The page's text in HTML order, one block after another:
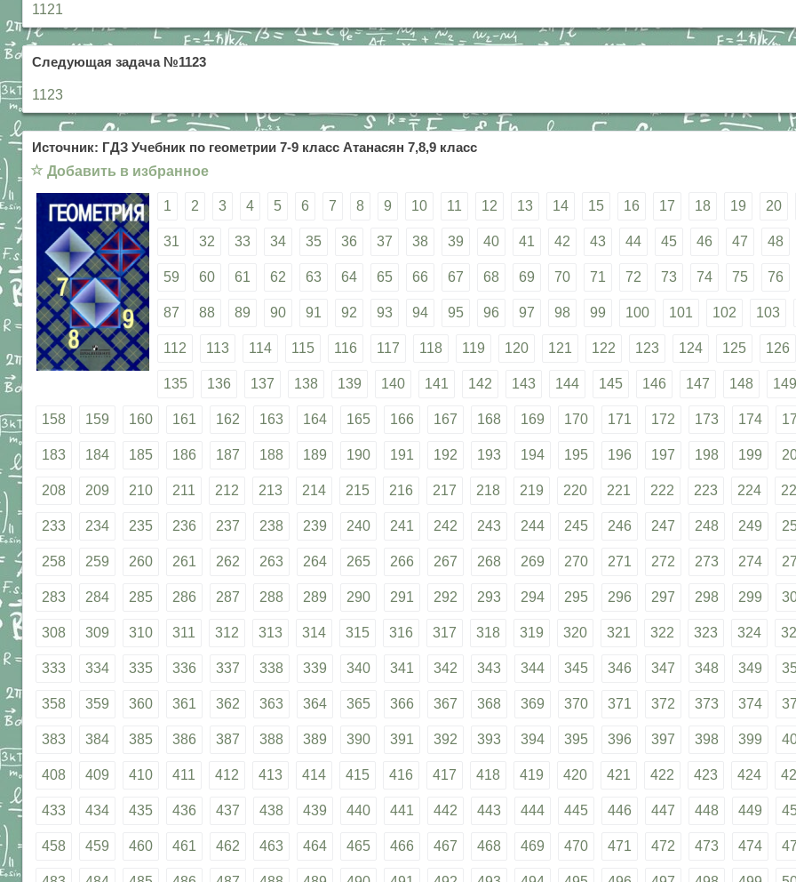
1121
Следующая задача №1123
1123
Источник: ГДЗ Учебник по геометрии 7-9 класс Атанасян 7,8,9 класс
☆ Добавить в избранное
1 2 3 4 5 6 7 8 9 10 11 12 13 14 15 16 17 18 19 20
31 32 33 34 35 36 37 38 39 40 41 42 43 44 45 46 47 48
59 60 61 62 63 64 65 66 67 68 69 70 71 72 73 74 75 76
87 88 89 90 91 92 93 94 95 96 97 98 99 100 101 102 103
112 113 114 115 116 117 118 119 120 121 122 123 124 125 126
135 136 137 138 139 140 141 142 143 144 145 146 147 148 149
158 159 160 161 162 163 164 165 166 167 168 169 170 171 172 173 174
183 184 185 186 187 188 189 190 191 192 193 194 195 196 197 198 199
208 209 210 211 212 213 214 215 216 217 218 219 220 221 222 223 224
233 234 235 236 237 238 239 240 241 242 243 244 245 246 247 248 249
258 259 260 261 262 263 264 265 266 267 268 269 270 271 272 273 274
283 284 285 286 287 288 289 290 291 292 293 294 295 296 297 298 299
308 309 310 311 312 313 314 315 316 317 318 319 320 321 322 323 324
333 334 335 336 337 338 339 340 341 342 343 344 345 346 347 348 349
358 359 360 361 362 363 364 365 366 367 368 369 370 371 372 373 374
383 384 385 386 387 388 389 390 391 392 393 394 395 396 397 398 399
408 409 410 411 412 413 414 415 416 417 418 419 420 421 422 423 424
433 434 435 436 437 438 439 440 441 442 443 444 445 446 447 448 449
458 459 460 461 462 463 464 465 466 467 468 469 470 471 472 473 474